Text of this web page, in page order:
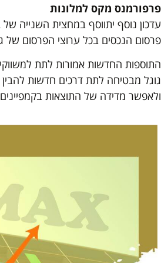
פרפורמנס מקס למלונות
פרסום הנכסים בכל ערוצי הפרסום של
התוספות החדשות אמורות לתת
גוגל מבטיחה לתת דרכים חדשות
ולאפשר מדידה של התוצאות